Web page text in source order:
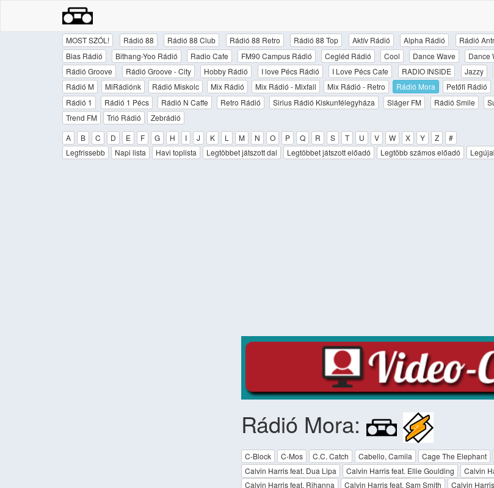
MOST SZÓL! Rádió 88 Rádió 88 Club Rádió 88 Retro Rádió 88 Top Aktív Rádió Alpha Rádió Rádió
Bias Rádió
Bithang-Yoo Rádió Radio Cafe FM90 Campus Rádió Cegléd Rádió Cool Dance Wave Dance
Rádió Groove
Rádió Groove - City Hobby Rádió I love Pécs Rádió I Love Pécs Cafe RADIO INSIDE Jazzy
Rádió M
MiRádiónk Rádió Miskolc Mix Rádió Mix Rádió - Mixfall Mix Rádió - Retro Rádió Mora Petőfi Rádió
Rádió 1
Rádió 1 Pécs Rádió N Caffe Retro Rádió Sirius Rádió Kiskunfélegyháza Sláger FM Rádió Smile
Trend FM
Trió Rádió
Zebrádió
A
B C D E F G H I J K L M N O P Q R S T U V W X Y Z
#
Legfrissebb
Napi lista Havi toplista Legtöbbet játszott dal Legtöbbet játszott előadó Legtöbb számos előadó
Rádió Mora:
C-Block C-Mos C.C. Catch Cabello, Camila Cage The Elephant
Calvin Harris feat. Dua Lipa
Calvin Harris feat. Ellie Goulding Calvin
Calvin Harris feat. Rihanna
Calvin Harris feat. Sam Smith Calvin